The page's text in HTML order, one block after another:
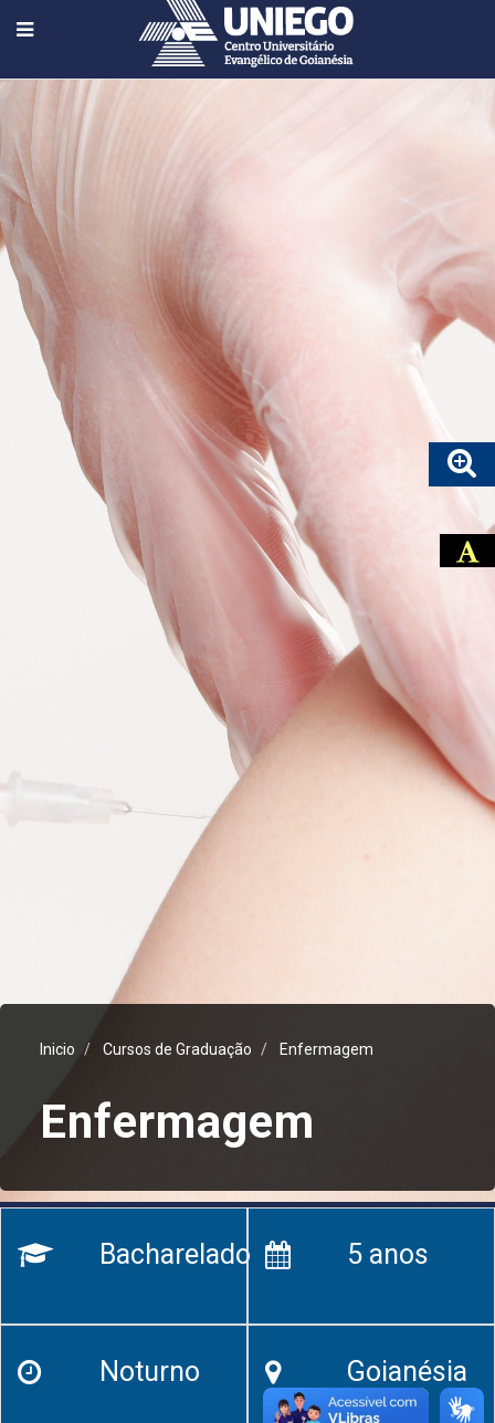
Inicio Cursos de Graduação Enfermagem
Enfermagem
Bacharelado 5 anos
Noturno Goianésia